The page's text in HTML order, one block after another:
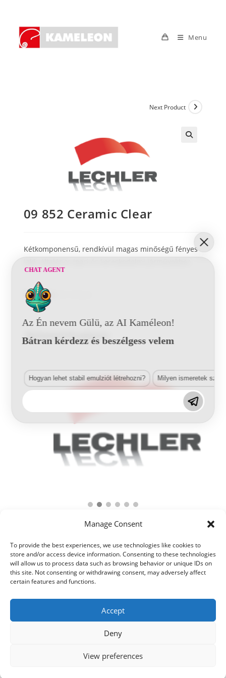
Manage Consent
To provide the best experiences, we use technologies like cookies to
store and/or access device information. Consenting to these technologies
will allow us to process data such as browsing behavior or unique IDs on
this site. Not consenting or withdrawing consent, may adversely affect
certain features and functions.
Accept
Deny
View preferences
content
Menu
Next Product
09 852 Ceramic Clear
Kétkomponensű, rendkívül magas minőségű fényes
Kategória:
Related Products
© 2021 Kaméleon Hungary Kft. Minden jog fenntartva. All rights
CHAT AGENT
Az Én nevem Gülü, az AI Kaméleon!
Bátran kérdezz és beszélgess velem
Hogyan lehet stabil emulziót létrehozni? Milyen ismeretek